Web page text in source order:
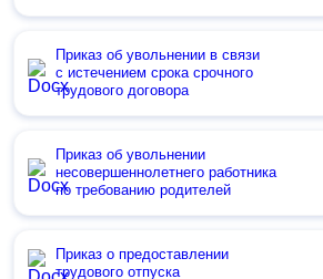
Приказ об увольнении в связи
с истечением срока срочного
трудового договора
Приказ об увольнении
несовершеннолетнего работника
по требованию родителей
Приказ о предоставлении
трудового отпуска